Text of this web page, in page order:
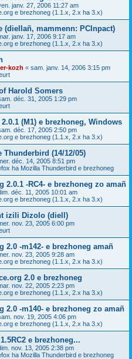
janv. 27, 2006 11:27 am
e brezhoneg (1.1.x, 2.x ha 3.x)
(diellañ, mammenn: PCInpact)
janv. 17, 2006 9:17 am
e brezhoneg (1.1.x, 2.x ha 3.x)
kozh « sam. janv. 14, 2006 3:15 pm
Harold Somers
déc. 31, 2005 1:29 pm
(M1) e brezhoneg, Windows
déc. 17, 2005 2:50 pm
e brezhoneg (1.1.x, 2.x ha 3.x)
Thunderbird (14/12/05)
déc. 14, 2005 8:51 pm
ha Mozilla Thunderbird e brezhoneg
2.0.1 -RC4- e brezhoneg zo amañ
déc. 11, 2005 10:01 am
e brezhoneg (1.1.x, 2.x ha 3.x)
izili Dizolo (diell)
nov. 23, 2005 6:00 pm
2.0 -m142- e brezhoneg amañ
nov. 23, 2005 9:28 am
e brezhoneg (1.1.x, 2.x ha 3.x)
2.0 e brezhoneg
nov. 22, 2005 2:23 pm
e brezhoneg (1.1.x, 2.x ha 3.x)
2.0 -m140- e brezhoneg zo amañ
nov. 19, 2005 4:06 pm
e brezhoneg (1.1.x, 2.x ha 3.x)
e brezhoneg...
nov. 13, 2005 2:38 pm
ha Mozilla Thunderbird e brezhoneg